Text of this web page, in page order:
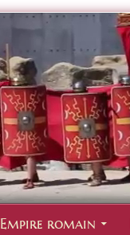
Empire romain